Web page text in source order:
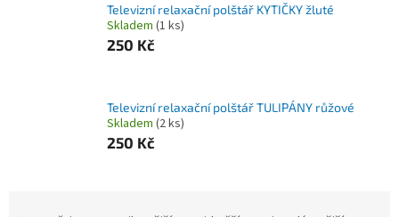
Televizní relaxační polštář KYTIČKY žluté
Skladem (1 ks)
250 Kč
Televizní relaxační polštář TULIPÁNY růžové
Skladem (2 ks)
250 Kč